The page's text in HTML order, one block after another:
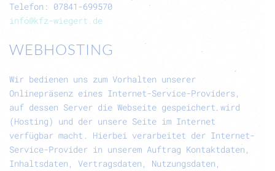
Telefon: 07841-699570
info@kfz-wiegert.de
WEBHOSTING
Wir bedienen uns zum Vorhalten unserer
Onlinepräsenz eines Internet-Service-Providers,
auf dessen Server die Webseite gespeichert wird
(Hosting) und der unsere Seite im Internet
verfügbar macht. Hierbei verarbeitet der Internet-
Service-Provider in unserem Auftrag Kontaktdaten,
Inhaltsdaten, Vertragsdaten, Nutzungsdaten,